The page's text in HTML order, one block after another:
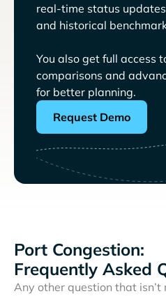
real-time status
and historical
You also get full access
comparisons and
for better planning.
Request Demo
Port Congestion:
Frequently Asked
Any other question that isn’t